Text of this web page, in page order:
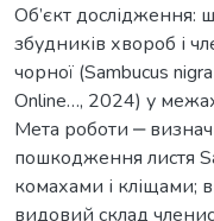
Об’єкт дослідження:
збудників хвороб і
чорної (Sambucus
Online…, 2024) у
Мета роботи ‒
пошкодження листя
комахами і кліщами;
видовий склад